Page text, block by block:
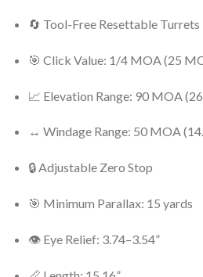
🔄 Tool-Free Resettable Turrets
🎯 Click Value: 1/4 MOA (25
📈 Elevation Range: 90 MOA
↔ Windage Range: 50 MOA
🔒 Adjustable Zero Stop
🎯 Minimum Parallax: 15 yards
👁 Eye Relief: 3.74–3.54”